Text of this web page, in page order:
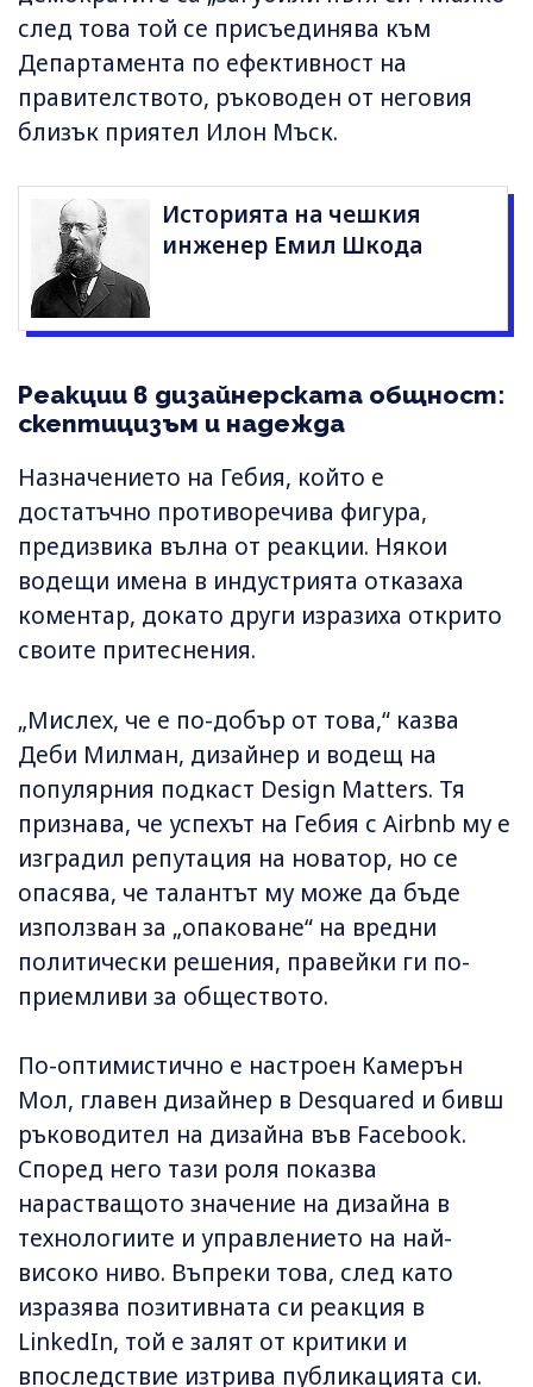
след това той се присъединява към
Департамента по ефективност на
правителството, ръководен от неговия
близък приятел Илон Мъск.
Историята на чешкия
инженер Емил Шкода
Реакции в дизайнерската общност:
скептицизъм и надежда
Назначението на Гебия, който е
достатъчно противоречива фигура,
предизвика вълна от реакции. Някои
водещи имена в индустрията отказаха
коментар, докато други изразиха открито
своите притеснения.
„Мислех, че е по-добър от това,“ казва
Деби Милман, дизайнер и водещ на
популярния подкаст Design Matters. Тя
признава, че успехът на Гебия с Airbnb му е
изградил репутация на новатор, но се
опасява, че талантът му може да бъде
използван за „опаковане“ на вредни
политически решения, правейки ги по-
приемливи за обществото.
По-оптимистично е настроен Камерън
Мол, главен дизайнер в Desquared и бивш
ръководител на дизайна във Facebook.
Според него тази роля показва
нарастващото значение на дизайна в
технологиите и управлението на най-
високо ниво. Въпреки това, след като
изразява позитивната си реакция в
LinkedIn, той е залят от критики и
впоследствие изтрива публикацията си.